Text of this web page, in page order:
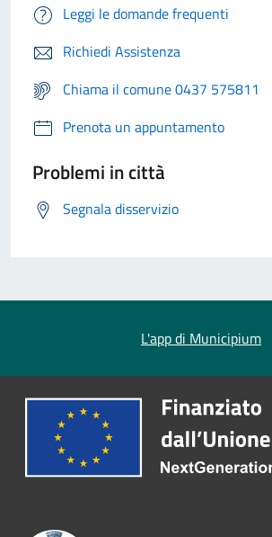
Leggi le domande frequenti
Richiedi Assistenza
Chiama il comune 0437 575811
Prenota un appuntamento
Problemi in città
Segnala disservizio
L'app di Municipium